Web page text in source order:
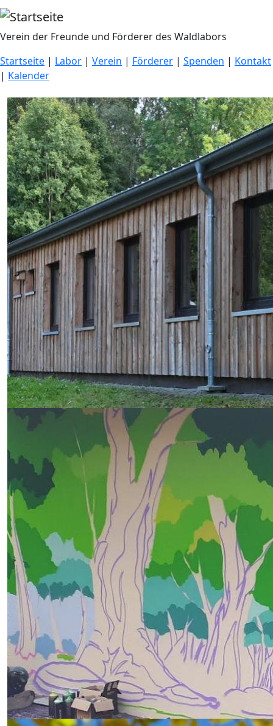
Direkt zum Inhalt
Verein der Freunde und Förderer des Waldlabors
Startseite | Labor | Verein | Förderer | Spenden | Kontakt
| Kalender